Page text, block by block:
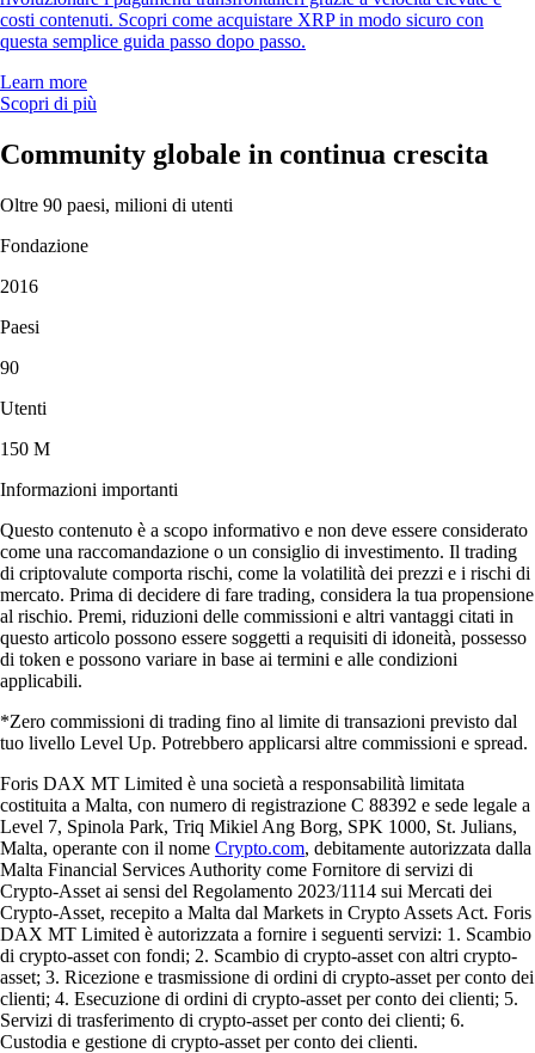
costi contenuti. Scopri come acquistare XRP in modo sicuro con
questa semplice guida passo dopo passo.
Learn more
Scopri di più
Community globale in continua crescita
Oltre 90 paesi, milioni di utenti
Fondazione
2016
Paesi
90
Utenti
150 M
Informazioni importanti
Questo contenuto è a scopo informativo e non deve essere considerato
come una raccomandazione o un consiglio di investimento. Il trading
di criptovalute comporta rischi, come la volatilità dei prezzi e i rischi di
mercato. Prima di decidere di fare trading, considera la tua propensione
al rischio. Premi, riduzioni delle commissioni e altri vantaggi citati in
questo articolo possono essere soggetti a requisiti di idoneità, possesso
di token e possono variare in base ai termini e alle condizioni
applicabili.
*Zero commissioni di trading fino al limite di transazioni previsto dal
tuo livello Level Up. Potrebbero applicarsi altre commissioni e spread.
Foris DAX MT Limited è una società a responsabilità limitata
costituita a Malta, con numero di registrazione C 88392 e sede legale a
Level 7, Spinola Park, Triq Mikiel Ang Borg, SPK 1000, St. Julians,
Malta, operante con il nome Crypto.com, debitamente autorizzata dalla
Malta Financial Services Authority come Fornitore di servizi di
Crypto-Asset ai sensi del Regolamento 2023/1114 sui Mercati dei
Crypto-Asset, recepito a Malta dal Markets in Crypto Assets Act. Foris
DAX MT Limited è autorizzata a fornire i seguenti servizi: 1. Scambio
di crypto-asset con fondi; 2. Scambio di crypto-asset con altri crypto-
asset; 3. Ricezione e trasmissione di ordini di crypto-asset per conto dei
clienti; 4. Esecuzione di ordini di crypto-asset per conto dei clienti; 5.
Servizi di trasferimento di crypto-asset per conto dei clienti; 6.
Custodia e gestione di crypto-asset per conto dei clienti.